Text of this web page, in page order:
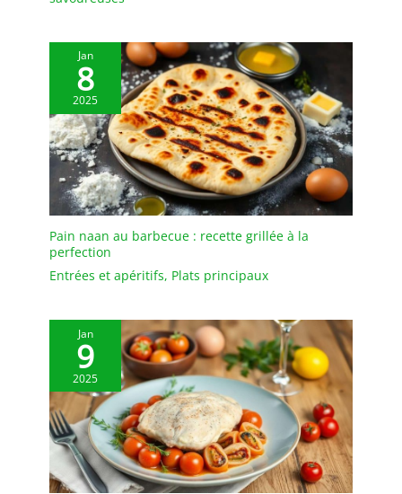
Jan
8
2025
Pain naan au barbecue : recette grillée à la
perfection
Entrées et apéritifs, Plats principaux
Jan
9
2025